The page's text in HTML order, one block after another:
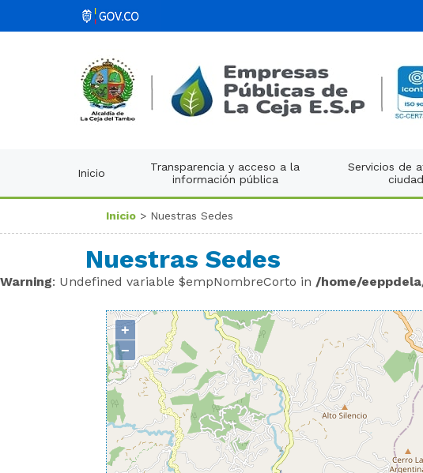
Inicio
Transparencia y acceso a la
información pública
Servicios de
Inicio > Nuestras Sedes
Nuestras Sedes
Warning: Undefined variable $empNombreCorto in /home/
+
−